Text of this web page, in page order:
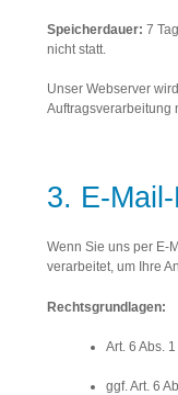
Speicherdauer: 7
nicht statt.
Unser Webserver
Auftragsverarbeitung
3. E-
Wenn Sie uns per E-
verarbeitet, um Ihre
Rechtsgrundlagen:
Art. 6 Abs.
ggf. Art. 6